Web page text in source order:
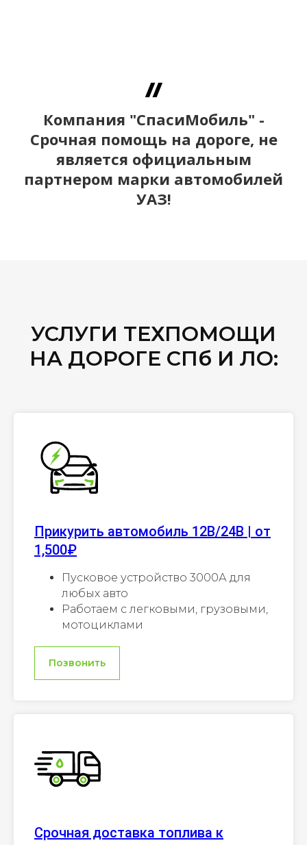
Компания "СпасиМобиль" -
Срочная помощь на дороге, не
является официальным
партнером марки автомобилей
УАЗ!
УСЛУГИ ТЕХПОМОЩИ
НА ДОРОГЕ СПб И ЛО:
Прикурить автомобиль 12В/24В | от
1,500₽
Пусковое устройство 3000А для
любых авто
Работаем с легковыми, грузовыми,
мотоциклами
Позвонить
Срочная доставка топлива к